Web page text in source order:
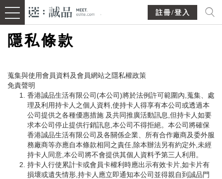
註冊/登入
隱私條款
蒐集與使用會員資料及會員網站之隱私權政策
免責聲明
香港誠品生活有限公司(本公司)將於法例許可範圍內,蒐集、處
理及利用持卡人之個人資料,使持卡人得享有本公司或透過本
公司提供之各種優惠措施 及共同推廣活動訊息,但持卡人如要
求本公司停止提供行銷訊息,本公司不得拒絕。本公司將確保
香港誠品生活有限公司及各關係企業、所有合作廠商及委外服
務廠商等亦應自本條款相同之責任,除本辦法另有約定外,未經
持卡人同意,本公司將不會提供其個人資料予第三人利用。
持卡人行使累計卡或會員卡權利時應出示有效卡片,如卡片有
損壞或遺失情形,持卡人應立即通知本公司並得親自到誠品門